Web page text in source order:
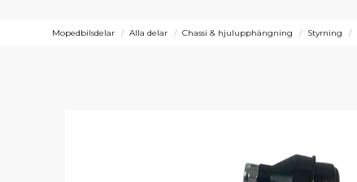
Mopedbilsdelar Alla delar Chassi & hjulupphängning Styrning